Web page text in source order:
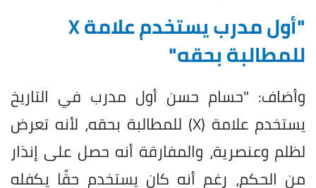
"أول مدرب يستخدم علامة X
للمطالبة بحقه"
وأضاف: "حسام حسن أول مدرب في التاريخ
يستخدم علامة (X) للمطالبة بحقه، لأنه تعرض
لظلم وعنصرية، والمفارقة أنه حصل على إنذار
من الحكم، رغم أنه كان يستخدم حقًا يكفله